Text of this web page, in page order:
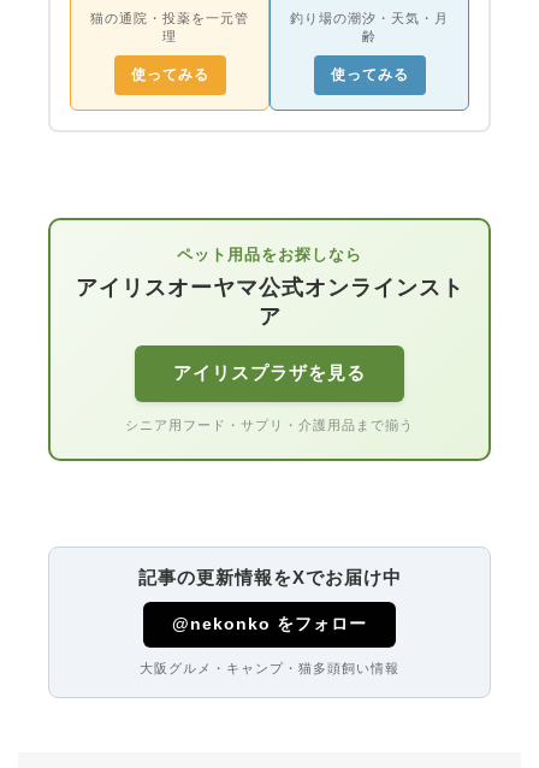
猫の通院・投薬を一元管
理
使ってみる
釣り場の潮汐・天気・月
齢
使ってみる
ペット用品をお探しなら
アイリスオーヤマ公式オンラインスト
ア
アイリスプラザを見る
シニア用フード・サプリ・介護用品まで揃う
記事の更新情報をXでお届け中
@nekonko をフォロー
大阪グルメ・キャンプ・猫多頭飼い情報